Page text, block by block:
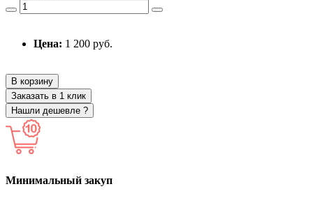
Цена: 1 200 руб.
В корзину
Заказать в 1 клик
Нашли дешевле ?
Минимальный закуп